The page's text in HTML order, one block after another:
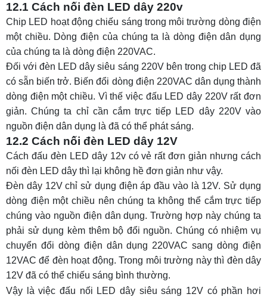
12.1 Cách nối đèn LED dây 220v
Chip LED hoạt động chiếu sáng trong môi trường dòng điện
một chiều. Dòng điện của chúng ta là dòng điện dân dụng
của chúng ta là dòng điện 220VAC.
Đối vớiđèn LED dây siêu sáng 220Vbên trong chip LED đã
có sẵn biến trở. Biến đổi dòng điện 220VAC dân dụng thành
dòng điện một chiều. Vì thế việc đấu LED dây 220V rất đơn
giản. Chúng ta chỉ cần cắm trực tiếp LED dây 220V vào
nguồn điện dân dụng là đã có thể phát sáng.
12.2 Cách nối đèn LED dây 12V
Cách đấu đèn LED dây 12v có vẻ rất đơn giản nhưng cách
nối đèn LED dây thì lại không hề đơn giản như vậy.
Đèn dây 12V chỉ sử dụng điện áp đầu vào là 12V. Sử dụng
dòng điện một chiều nên chúng ta không thể cắm trực tiếp
chúng vào nguồn điện dân dụng. Trường hợp này chúng ta
phải sử dụng kèm thêm bộ đổi nguồn. Chúng có nhiệm vụ
chuyển đổi dòng điện dân dụng 220VAC sang dòng điện
12VAC để đèn hoạt động. Trong môi trường này thì đèn dây
12V đã có thể chiếu sáng bình thường.
Vậy là việc đấu nối LED dây siêu sáng 12V có phần hơi